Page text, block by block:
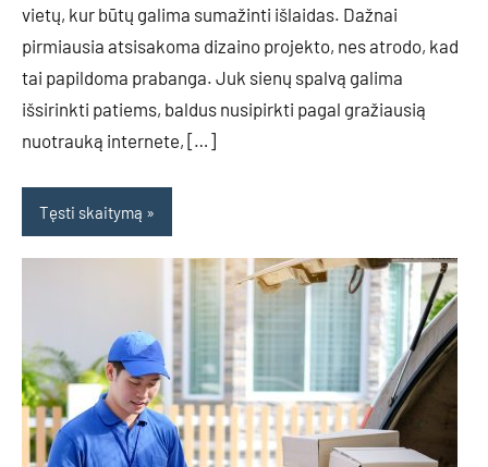
vietų, kur būtų galima sumažinti išlaidas. Dažnai
pirmiausia atsisakoma dizaino projekto, nes atrodo, kad
tai papildoma prabanga. Juk sienų spalvą galima
išsirinkti patiems, baldus nusipirkti pagal gražiausią
nuotrauką internete, […]
Tęsti skaitymą